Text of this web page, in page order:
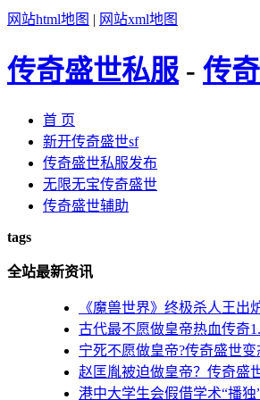
网站html地图 | 网站xml地图
传奇盛世私服 - 传
首 页
新开传奇盛世sf
传奇盛世私服发布
无限无宝传奇盛世
传奇盛世辅助
tags
全站最新资讯
《魔兽世界》终极杀人王出
古代最不愿做皇帝热血传奇
宁死不愿做皇帝?传奇盛世变
赵匡胤被迫做皇帝？传奇盛
港中大学生会假借学术“播独